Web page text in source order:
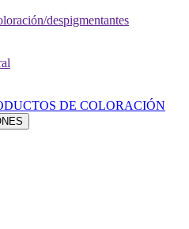
despigmentantes
DE COLORACIÓN